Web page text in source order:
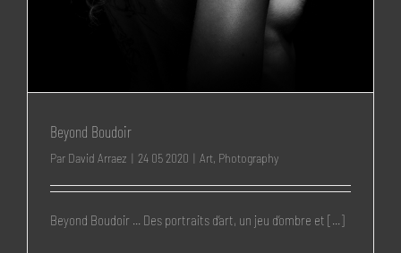
Beyond Boudoir
Par David Arraez | 24 05 2020 | Art, Photography
Beyond Boudoir ... Des portraits d’art, un jeu d’ombre et [...]